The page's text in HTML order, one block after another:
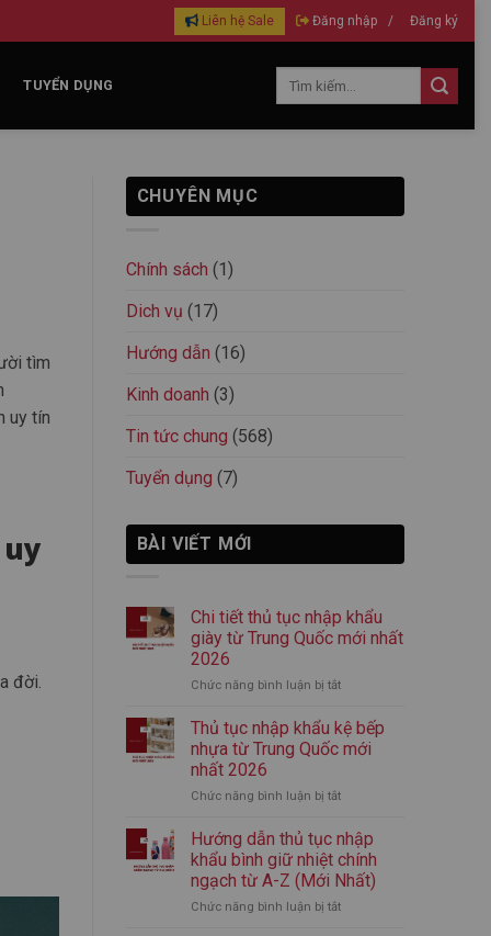
Liên hệ Sale Đăng nhập / Đăng ký
TUYỂN DỤNG
tìm
uy tín
đời.
CHUYÊN MỤC
Chính sách (1)
Dich vụ (17)
Hướng dẫn (16)
Kinh doanh (3)
Tin tức chung (568)
Tuyển dụng (7)
BÀI VIẾT MỚI
Chi tiết thủ tục nhập khẩu
giày từ Trung Quốc mới nhất
2026
Chức năng bình luận bị tắtở
tiết
thủ
khẩu
từ
Trung
Quốc
mới
nhất
Thủ tục nhập khẩu kệ bếp
nhựa từ Trung Quốc mới
nhất 2026
Chức năng bình luận bị tắtở
tục
nhập
khẩu
kệ
bếp
Hướng dẫn thủ tục nhập
khẩu bình giữ nhiệt chính
ngạch từ A-Z (Mới Nhất)
Chức năng bình luận bị tắtở